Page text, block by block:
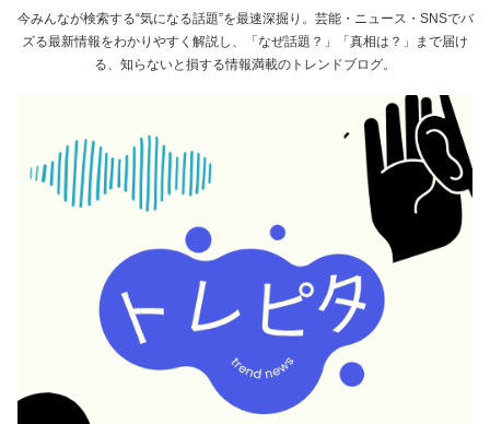
今みんなが検索する“気になる話題”を最速深掘り。芸能・ニュース・SNSでバ
ズる最新情報をわかりやすく解説し、「なぜ話題？」「真相は？」まで届け
る、知らないと損する情報満載のトレンドブログ。